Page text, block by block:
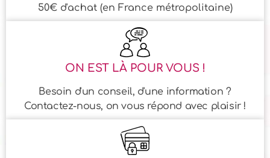
50€ d'achat (en France métropolitaine)
ON EST LÀ POUR VOUS !
Besoin d'un conseil, d'une information ?
Contactez-nous, on vous répond avec plaisir !